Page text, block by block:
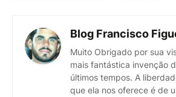
Blog Francisco
Muito Obrigado por sua
mais fantástica invenção
últimos tempos. A
que ela nos oferece é de